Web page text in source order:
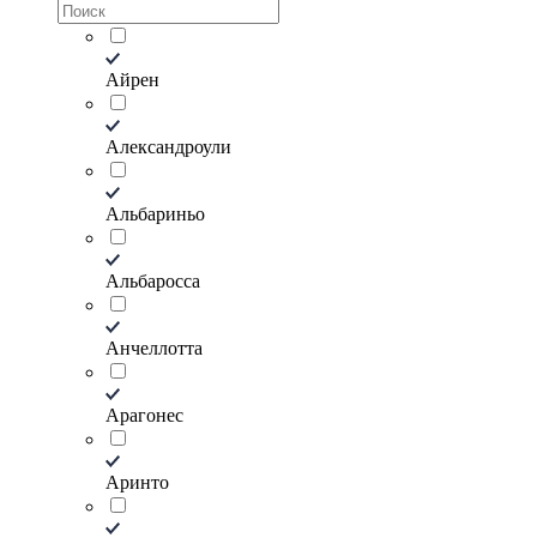
Айрен
Александроули
Альбариньо
Альбаросса
Анчеллотта
Арагонес
Аринто